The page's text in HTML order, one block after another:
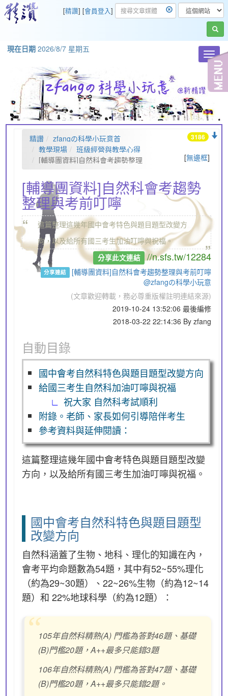
[精讚] [會員登入]
現在日期 2026/8/7 星期五
[無邊框]
精讚
zfangの科學小玩意首
頁
教學現場
班級經營與教學心得
[輔導團資料]自然科會考趨勢整理
3186
[輔導團資料]自然科會考趨勢
整理與考前叮嚀
“
這篇整理這幾年國中會考特色與題目題型改變方
向，以及給所有國三考生加油叮嚀與祝福。
„
分享此文連結 //n.sfs.tw/12284
分享連結
[輔導團資料]自然科會考趨勢整理與考前叮嚀
@zfangの科學小玩意
(文章歡迎轉載，務必尊重版權註明連結來源)
2019-10-24 13:52:06 最後編修
2018-03-22 22:14:36 By zfang
自動目錄
國中會考自然科特色與題目題型改變方向
給國三考生自然科加油叮嚀與祝福
祝大家 自然科考試順利
附錄。老師、家長如何引導陪伴考生
參考資料與延伸閱讀：
這篇整理這幾年國中會考特色與題目題型改變
方向，以及給所有國三考生加油叮嚀與祝福。
國中會考自然科特色與題目題型
改變方向
自然科涵蓋了生物、地科、理化的知識在內，
會考平均命題數為54題，其中有52~55%理化
（約為29~30題）、22~26%生物（約為12~14
題）和 22%地球科學（約為12題）：
105年自然科精熟(A) 門檻為答對46題、基礎
(B)門檻20題，A++最多只能錯3題
106年自然科精熟(A) 門檻為答對47題、基礎
(B)門檻20題，A++最多只能錯2題。